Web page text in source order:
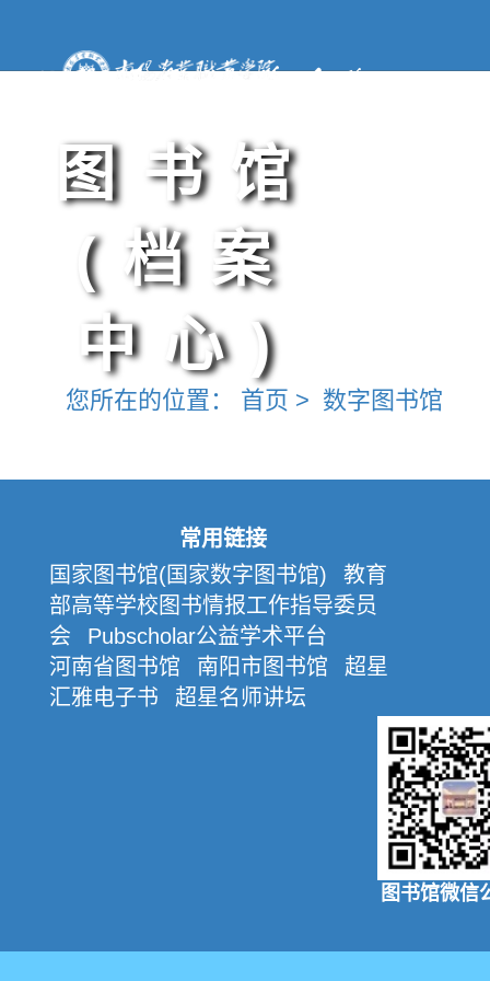
图书馆
(档案
中心)
您所在的位置： 首页 > 数字图书馆
常用链接
国家图书馆(国家数字图书馆)
教育
部高等学校图书情报工作指导委员
会
Pubscholar公益学术平台
河南省图书馆
南阳市图书馆
超星
汇雅电子书
超星名师讲坛
图书馆微信